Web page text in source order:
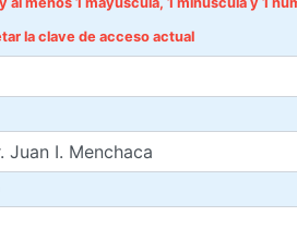
la clave de acceso actual